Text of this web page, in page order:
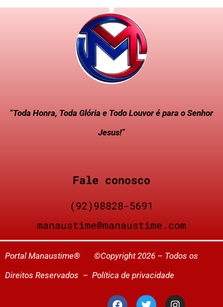
“Toda Honra, Toda Glória e Todo Louvor é para o Senhor
Jesus!”
Fale conosco
(92)98828-5691
manaustime@manaustime.com
Portal Manaustime® ©Copyright 2026 – Todos os
Direitos Reservados – Política de privacidade